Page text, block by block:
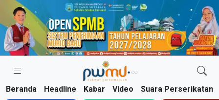
Skip
content
Beranda Headline Kabar Video Suara Perserikatan